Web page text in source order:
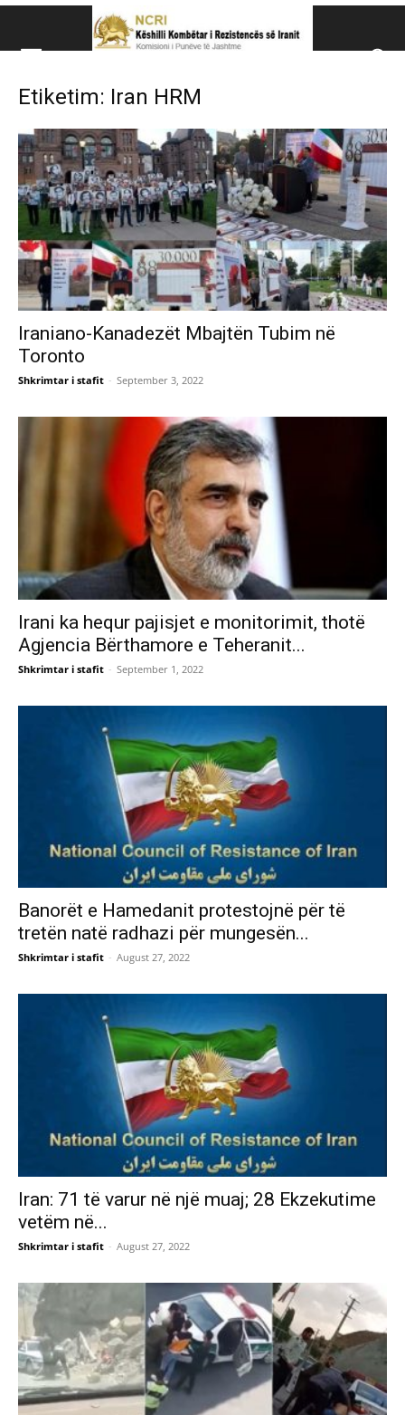
Këshillit Kombëtar të Rezistencës së Iranit (NCRI)
Etiketim: Iran HRM
Iraniano-Kanadezët Mbajtën Tubim në
Toronto
Shkrimtar i stafit - September 3, 2022
Irani ka hequr pajisjet e monitorimit, thotë
Agjencia Bërthamore e Teheranit...
Shkrimtar i stafit - September 1, 2022
Banorët e Hamedanit protestojnë për të
tretën natë radhazi për mungesën...
Shkrimtar i stafit - August 27, 2022
Iran: 71 të varur në një muaj; 28 Ekzekutime
vetëm në...
Shkrimtar i stafit - August 27, 2022